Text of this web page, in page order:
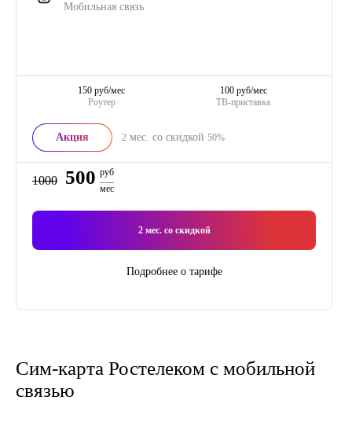
Мобильная связь
Роутер
150 руб/мес
ТВ-приставка
100 руб/мес
Акция 2 мес. со скидкой 50%
1000 500 руб
мес
2мес. со скидкой
Подробнее о тарифе
Сим-карта Ростелеком с мобильной
связью